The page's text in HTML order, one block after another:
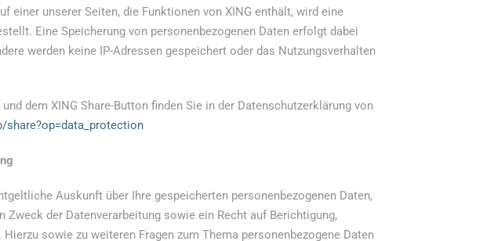
einer unserer Seiten, die Funktionen von XING enthält, wird eine
Eine Speicherung von personenbezogenen Daten erfolgt dabei
werden keine IP-Adressen gespeichert oder das Nutzungsverhalten
dem XING Share-Button finden Sie in der Datenschutzerklärung von
Auskunft über Ihre gespeicherten personenbezogenen Daten,
Zweck der Datenverarbeitung sowie ein Recht auf Berichtigung,
sowie zu weiteren Fragen zum Thema personenbezogene Daten